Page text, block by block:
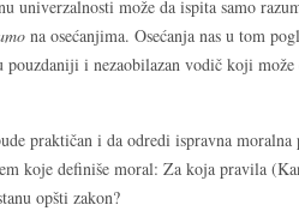
univerzalnosti može da ispita samo
na osećanjima. Osećanja nas u tom
i nezaobilazan vodič koji može
praktičan i da odredi ispravna
koje definiše moral: Za koja pravila
opšti zakon?